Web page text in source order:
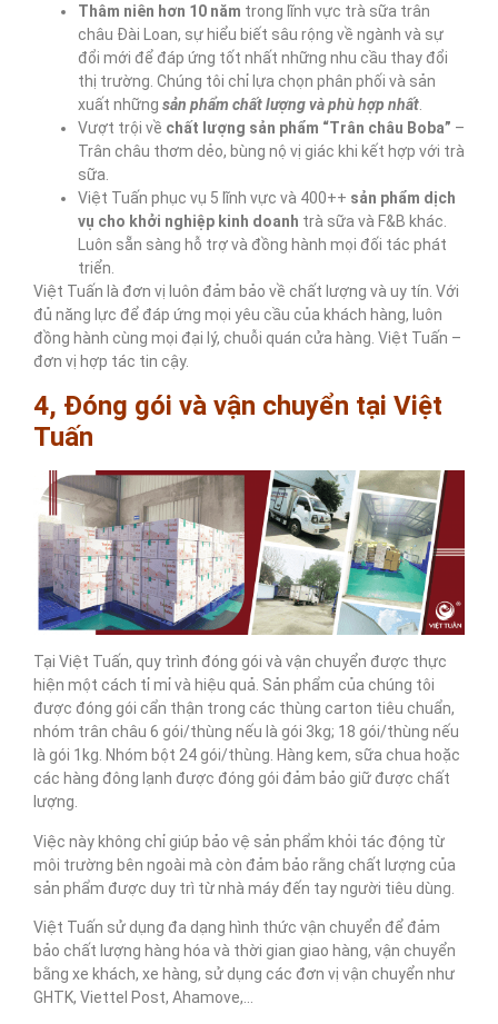
Thâm niên hơn 10 năm trong lĩnh vực trà sữa trân
châu Đài Loan, sự hiểu biết sâu rộng về ngành và sự
đổi mới để đáp ứng tốt nhất những nhu cầu thay đổi
thị trường. Chúng tôi chỉ lựa chọn phân phối và sản
xuất những sản phẩm chất lượng và phù hợp nhất.
Vượt trội về chất lượng sản phẩm “Trân châu Boba” –
Trân châu thơm dẻo, bùng nộ vị giác khi kết hợp với trà
sữa.
Việt Tuấn phục vụ 5 lĩnh vực và 400++ sản phẩm dịch
vụ cho khởi nghiệp kinh doanh trà sữa và F&B khác.
Luôn sẵn sàng hỗ trợ và đồng hành mọi đối tác phát
triển.
Việt Tuấn là đơn vị luôn đảm bảo về chất lượng và uy tín. Với
đủ năng lực để đáp ứng mọi yêu cầu của khách hàng, luôn
đồng hành cùng mọi đại lý, chuỗi quán cửa hàng. Việt Tuấn –
đơn vị hợp tác tin cậy.
4, Đóng gói và vận chuyển tại Việt
Tuấn
Tại Việt Tuấn, quy trình đóng gói và vận chuyển được thực
hiện một cách tỉ mỉ và hiệu quả. Sản phẩm của chúng tôi
được đóng gói cẩn thận trong các thùng carton tiêu chuẩn,
nhóm trân châu 6 gói/thùng nếu là gói 3kg; 18 gói/thùng nếu
là gói 1kg. Nhóm bột 24 gói/thùng. Hàng kem, sữa chua hoặc
các hàng đông lạnh được đóng gói đảm bảo giữ được chất
lượng.
Việc này không chỉ giúp bảo vệ sản phẩm khỏi tác động từ
môi trường bên ngoài mà còn đảm bảo rằng chất lượng của
sản phẩm được duy trì từ nhà máy đến tay người tiêu dùng.
Việt Tuấn sử dụng đa dạng hình thức vận chuyển để đảm
bảo chất lượng hàng hóa và thời gian giao hàng, vận chuyển
bằng xe khách, xe hàng, sử dụng các đơn vị vận chuyển như
GHTK, Viettel Post, Ahamove,…